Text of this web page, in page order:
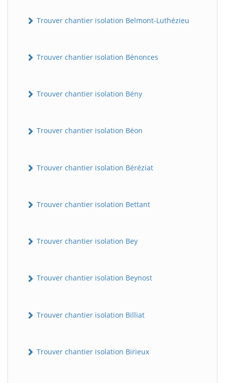
Trouver chantier isolation Belmont-Luthézieu
Trouver chantier isolation Bénonces
Trouver chantier isolation Bény
Trouver chantier isolation Béon
Trouver chantier isolation Béréziat
Trouver chantier isolation Bettant
Trouver chantier isolation Bey
Trouver chantier isolation Beynost
Trouver chantier isolation Billiat
Trouver chantier isolation Birieux